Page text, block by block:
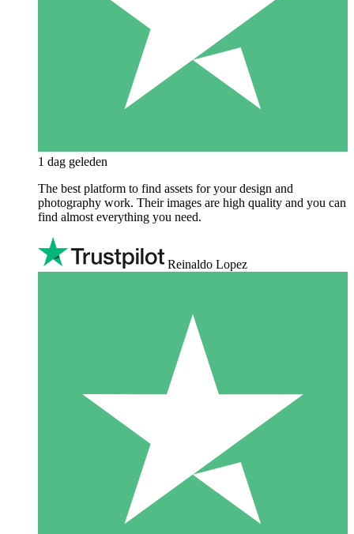
1 dag geleden
The best platform to find assets for your design and
photography work. Their images are high quality and you can
find almost everything you need.
Reinaldo Lopez